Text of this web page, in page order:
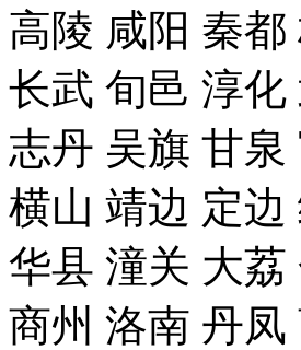
高陵 咸阳 秦
长武 旬邑 淳
志丹 吴旗 甘
横山 靖边 定
华县 潼关 大
商州 洛南 丹